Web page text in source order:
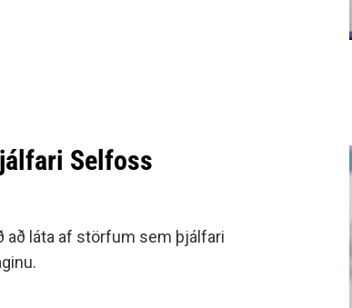
Selfoss
að láta af störfum sem þjálfari